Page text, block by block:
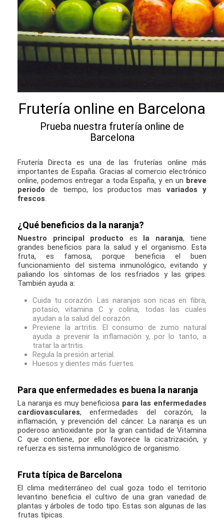
Frutería online en Barcelona
Prueba nuestra frutería online de
Barcelona
Frutería Directa es una de las fruterías online más
importantes de España. Gracias al comercio electrónico
online, podemos entregar a toda España, y en un breve
periodo de tiempo, los productos masvariados y
frescos.
¿Qué beneficios da la naranja?
Nuestro principal producto es la naranja, tiene
grandes beneficios para la salud y el organismo. Esta
fruta, es famosa, porque beneficia el buen
funcionamiento del sistema inmunológico, evitando y
paliando los síntomas de los resfriados y las gripes.
También ayuda a:
Cuida tu corazón. Las naranjas son ricas en fibra,
potasio, vitamina C y colina, todas las cuales
ayudan a la salud del corazón.
Previene la artritis. El consumo de zumo natural
ayuda a prevenir la inflamación y, por lo tanto, a
tratar la artritis.
Regula la presión arterial.
Huesos y dientes más fuertes.
Para que enfermedades es buena la naranja
La naranja es muy beneficiosa para las enfermedades
cardiovasculares, enfermedades del corazón, la
inflamación, y prevención del cáncer. La naranja es un
poderoso antioxidante por la gran cantidad de Vitamina
C que contiene, por ello favorece la cicatrización, y
refuerza es sistema inmunológico de organismo.
Fruta típica de Barcelona
El clima mediterráneo del cual goza todo el territorio
levantino beneficia el cultivo de una gran variedad de
plantas y árboles de todo tipo. Estas son algunas de las
frutas típicas.